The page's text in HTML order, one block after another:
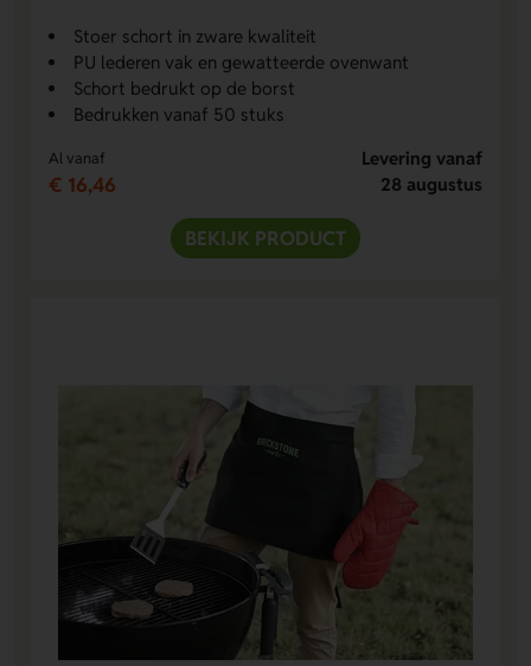
Stoer schort in zware kwaliteit
PU lederen vak en gewatteerde ovenwant
Schort bedrukt op de borst
Bedrukken vanaf 50 stuks
Al vanaf
€ 16,46
Levering vanaf
28 augustus
BEKIJK PRODUCT